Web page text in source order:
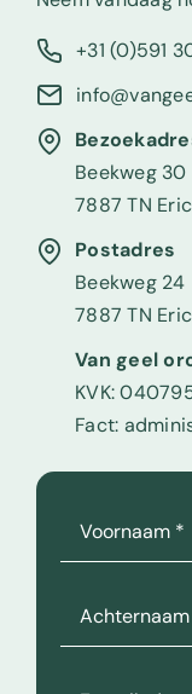
+31 (0)591
Beekweg 30
7887 TN
Postadres
Beekweg 24
7887 TN
Van geel
KVK:
Fact: